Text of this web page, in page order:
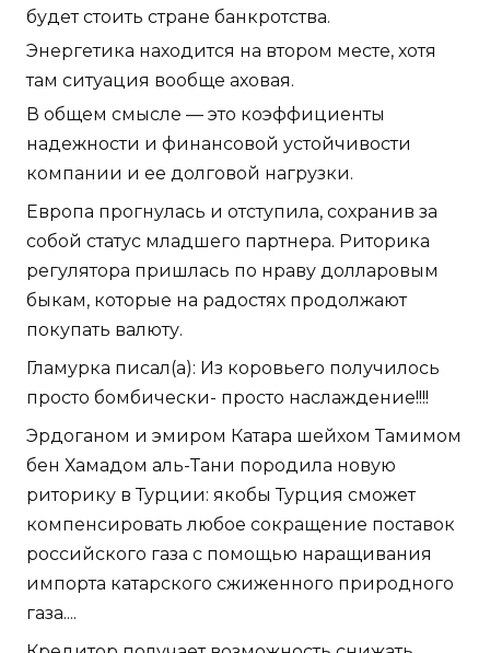
будет стоить стране банкротства.
Энергетика находится на втором месте, хотя
там ситуация вообще аховая.
В общем смысле — это коэффициенты
надежности и финансовой устойчивости
компании и ее долговой нагрузки.
Европа прогнулась и отступила, сохранив за
собой статус младшего партнера. Риторика
регулятора пришлась по нраву долларовым
быкам, которые на радостях продолжают
покупать валюту.
Гламурка писал(а): Из коровьего получилось
просто бомбически- просто наслаждение!!!!
Эрдоганом и эмиром Катара шейхом Тамимом
бен Хамадом аль-Тани породила новую
риторику в Турции: якобы Турция сможет
компенсировать любое сокращение поставок
российского газа с помощью наращивания
импорта катарского сжиженного природного
газа....